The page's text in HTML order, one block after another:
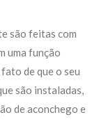
são feitas com
uma função
de que o seu
são instaladas,
de aconchego e